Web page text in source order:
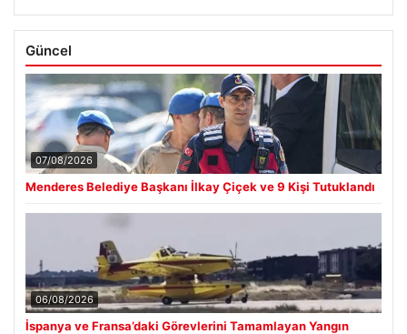
Güncel
07/08/2026
Menderes Belediye Başkanı İlkay Çiçek ve 9 Kişi Tutuklandı
06/08/2026
İspanya ve Fransa’daki Görevlerini Tamamlayan Yangın